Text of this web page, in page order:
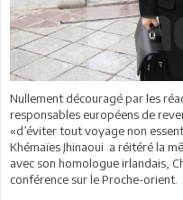
Nullement découragé par les
responsables européens de
«d’éviter tout voyage non
Khémaïes Jhinaoui a réitéré la
avec son homologue irlandais,
conférence sur le Proche-orient.